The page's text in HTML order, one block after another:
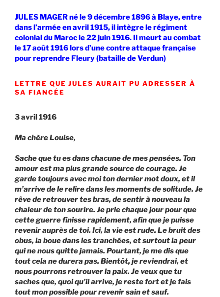
JULES MAGER né le 9 décembre 1896 à Blaye, entre
dans l’armée en avril 1915, il intègre le régiment
colonial du Maroc le 22 juin 1916. Il meurt au combat
le 17 août 1916 lors d’une contre attaque française
pour reprendre Fleury (bataille de Verdun)
LETTRE QUE JULES AURAIT PU ADRESSER À
SA FIANCÉE
3 avril 1916
Ma chère Louise,
Sache que tu es dans chacune de mes pensées. Ton
amour est ma plus grande source de courage. Je
garde toujours avec moi ton dernier mot doux, et il
m’arrive de le relire dans les moments de solitude. Je
rêve de retrouver tes bras, de sentir à nouveau la
chaleur de ton sourire. Je prie chaque jour pour que
cette guerre finisse rapidement, afin que je puisse
revenir auprès de toi. Ici, la vie est rude. Le bruit des
obus, la boue dans les tranchées, et surtout la peur
qui ne nous quitte jamais. Pourtant, je me dis que
tout cela ne durera pas. Bientôt, je reviendrai, et
nous pourrons retrouver la paix. Je veux que tu
saches que, quoi qu’il arrive, je reste fort et je fais
tout mon possible pour revenir sain et sauf.